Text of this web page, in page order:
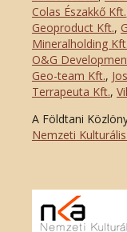
Colas Északkő Kft.
Geoproduct Kft.,
Mineralholding Kft.
O&G
Geo-team Kft.,
Terrapeuta Kft.,
A Földtani
Nemzeti